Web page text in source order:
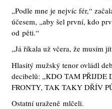
„Podle mne je nejvíc fér,“
účesem, „aby šel první, kdo
od pěti.“
„Já říkala už včera, že musím
Hlasitý mužský tenor ovládl
decibelů: „KDO TAMPŘIJDE
FRONTY, TAK TAKYDŘÍV
Ostatní uraženě mlčeli.